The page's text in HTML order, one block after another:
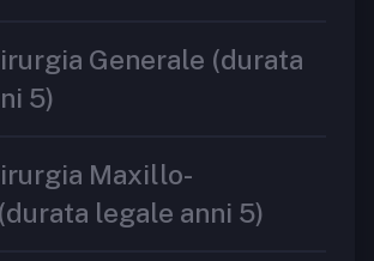
Generale (durata
5)
Maxillo-
legale anni 5)